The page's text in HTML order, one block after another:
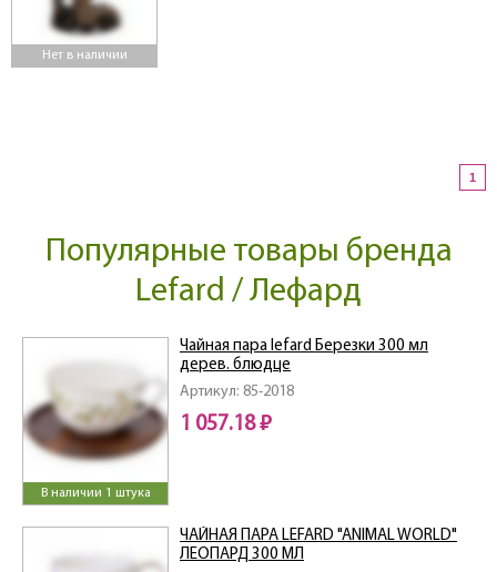
Нет в наличии
1
Популярные товары бренда
Lefard / Лефард
В наличии 1 штука
Артикул: 85-2018
Чайная пара lefard Березки 300 мл
дерев. блюдце
1 057.18 ₽
ЧАЙНАЯ ПАРА LEFARD "ANIMAL WORLD"
ЛЕОПАРД 300 МЛ